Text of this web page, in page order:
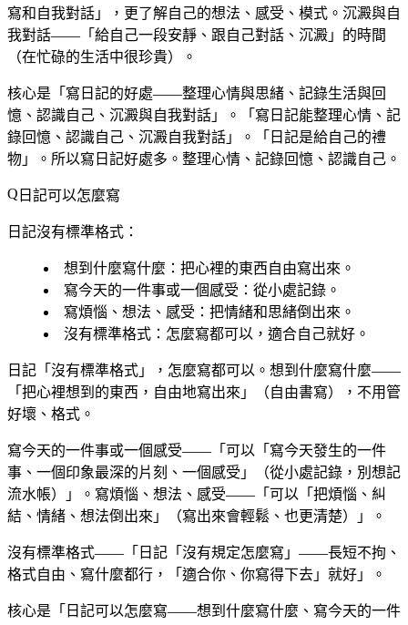
寫和自我對話」，更了解自己的想法、感受、模式。沉澱與自
我對話——「給自己一段安靜、跟自己對話、沉澱」的時間
（在忙碌的生活中很珍貴）。
核心是「寫日記的好處——整理心情與思緒、記錄生活與回
憶、認識自己、沉澱與自我對話」。「寫日記能整理心情、記
錄回憶、認識自己、沉澱自我對話」。「日記是給自己的禮
物」。所以寫日記好處多。整理心情、記錄回憶、認識自己。
日記可以怎麼寫
日記沒有標準格式：
想到什麼寫什麼 ：把心裡的東西自由寫出來。
寫今天的一件事或一個感受 ：從小處記錄。
寫煩惱、想法、感受 ：把情緒和思緒倒出來。
沒有標準格式 ：怎麼寫都可以，適合自己就好。
日記「沒有標準格式」，怎麼寫都可以。想到什麼寫什麼——
「把心裡想到的東西，自由地寫出來」（自由書寫），不用管
好壞、格式。
寫今天的一件事或一個感受——「可以「寫今天發生的一件
事、一個印象最深的片刻、一個感受」（從小處記錄，別想記
流水帳）」。寫煩惱、想法、感受——「可以「把煩惱、糾
結、情緒、想法倒出來」（寫出來會輕鬆、也更清楚）」。
沒有標準格式——「日記「沒有規定怎麼寫」——長短不拘、
格式自由、寫什麼都行，「適合你、你寫得下去」就好」。
核心是「日記可以怎麼寫——想到什麼寫什麼、寫今天的一件